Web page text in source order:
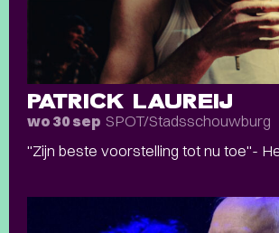
PATRICK LAUREIJ
wo 30 sep SPOT/Stadsschouwburg
"Zijn beste voorstelling tot nu toe"-